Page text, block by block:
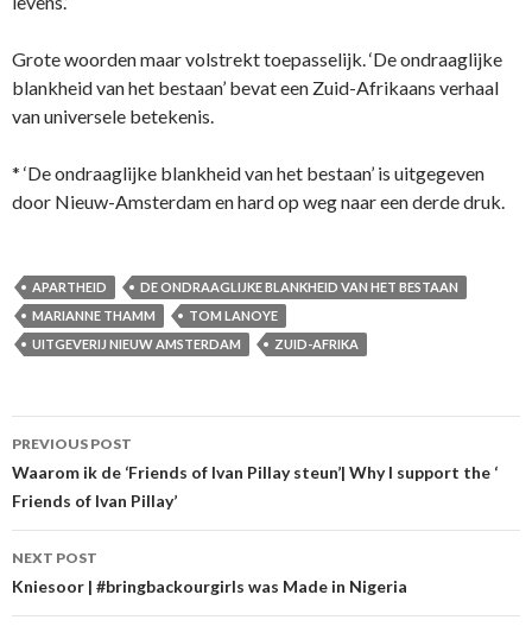
Grote woorden maar volstrekt toepasselijk. ‘De ondraaglijke
blankheid van het bestaan’ bevat een Zuid-Afrikaans verhaal
van universele betekenis.
* ‘De ondraaglijke blankheid van het bestaan’ is uitgegeven
door Nieuw-Amsterdam en hard op weg naar een derde druk.
APARTHEID
DE ONDRAAGLIJKE BLANKHEID VAN HET BESTAAN
MARIANNE THAMM
TOM LANOYE
UITGEVERIJ NIEUW AMSTERDAM
ZUID-AFRIKA
Post
navigation
PREVIOUS POST
Waarom ik de ‘Friends of Ivan Pillay steun’| Why I support the ‘
Friends of Ivan Pillay’
NEXT POST
Kniesoor | #bringbackourgirls was Made in Nigeria